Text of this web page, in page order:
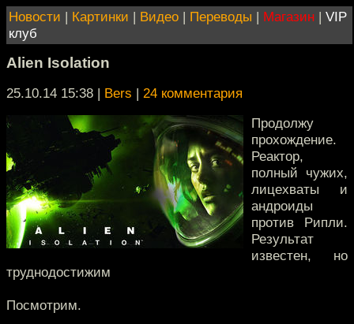
Новости | Картинки | Видео | Переводы | Магазин | VIP
клуб
Alien Isolation
25.10.14 15:38 | Bers | 24 комментария
Продолжу
прохождение.
Реактор,
полный чужих,
лицехваты и
андроиды
против Рипли.
Результат
известен, но
труднодостижим
Посмотрим.